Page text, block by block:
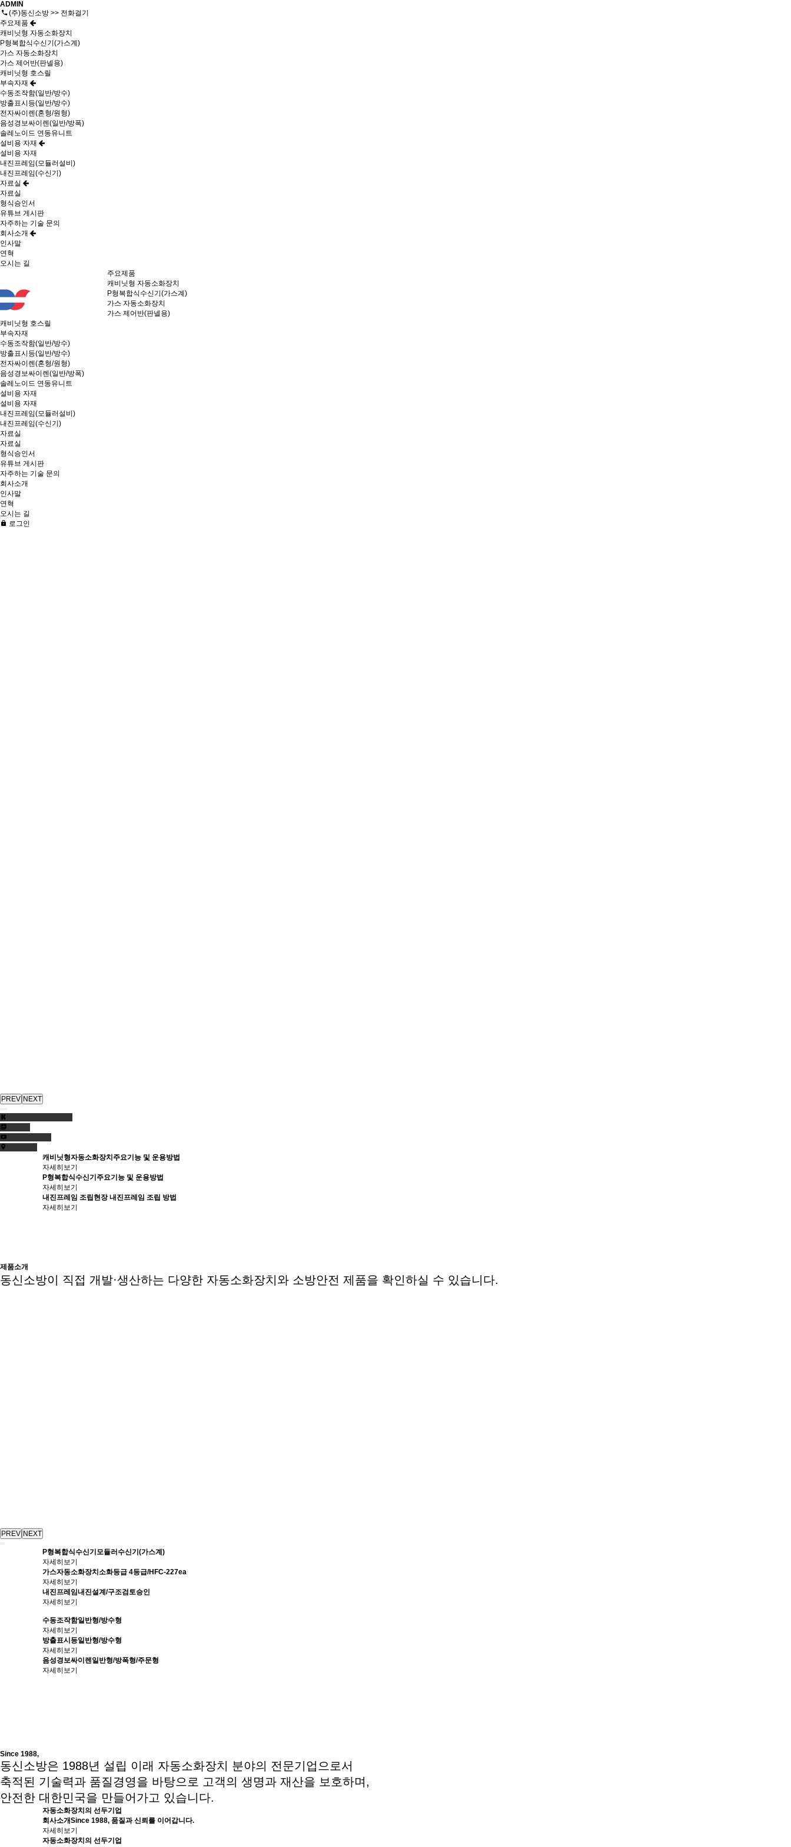
ADMIN
(주)동신소방 >> 전화걸기
주요제품
캐비닛형 자동소화장치
P형복합식수신기(가스계)
가스 자동소화장치
가스 제어반(판넬용)
캐비닛형 호스릴
부속자재
수동조작함(일반/방수)
방출표시등(일반/방수)
전자싸이렌(혼형/원형)
음성경보싸이렌(일반/방폭)
솔레노이드 연동유니트
설비용 자재
설비용 자재
내진프레임(모듈러설비)
내진프레임(수신기)
자료실
자료실
형식승인서
유튜브 게시판
자주하는 기술 문의
회사소개
인사말
연혁
오시는 길
주요제품
캐비닛형 자동소화장치
P형복합식수신기(가스계)
가스 자동소화장치
가스 제어반(판넬용)
캐비닛형 호스릴
부속자재
수동조작함(일반/방수)
방출표시등(일반/방수)
전자싸이렌(혼형/원형)
음성경보싸이렌(일반/방폭)
솔레노이드 연동유니트
설비용 자재
설비용 자재
내진프레임(모듈러설비)
내진프레임(수신기)
자료실
자료실
형식승인서
유튜브 게시판
자주하는 기술 문의
회사소개
인사말
연혁
오시는 길
로그인
PREV NEXT
캐비닛형자동소화장치 주요기능 및 운용방법
자세히보기
P형복합식수신기 주요기능 및 운용방법
자세히보기
내진프레임 조립 현장 내진프레임 조립 방법
자세히보기
제품소개
동신소방이 직접 개발·생산하는 다양한 자동소화장치와 소방안전 제품을 확인하실 수 있습니다.
PREV NEXT
P형복합식수신기 모듈러수신기(가스계)
자세히보기
가스자동소화장치 소화등급 4등급/HFC-227ea
자세히보기
내진프레임내진설계/구조검토승인
자세히보기
수동조작함일반형/방수형
자세히보기
방출표시등일반형/방수형
자세히보기
음성경보싸이렌일반형/방폭형/주문형
자세히보기
Since 1988,
동신소방은 1988년 설립 이래 자동소화장치 분야의 전문기업으로서
축적된 기술력과 품질경영을 바탕으로 고객의 생명과 재산을 보호하며,
안전한 대한민국을 만들어가고 있습니다.
자동소화장치의 선두기업
회사소개Since 1988, 품질과 신뢰를 이어갑니다.
자세히보기
자동소화장치의 선두기업